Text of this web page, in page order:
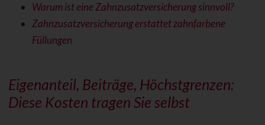
Warum ist eine Zahnzusatzversicherung sinnvoll?
Zahnzusatzversicherung erstattet zahnfarbene
Füllungen
Eigenanteil, Beiträge, Höchstgrenzen:
Diese Kosten tragen Sie selbst